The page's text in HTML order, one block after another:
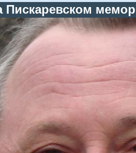
Пискаревском